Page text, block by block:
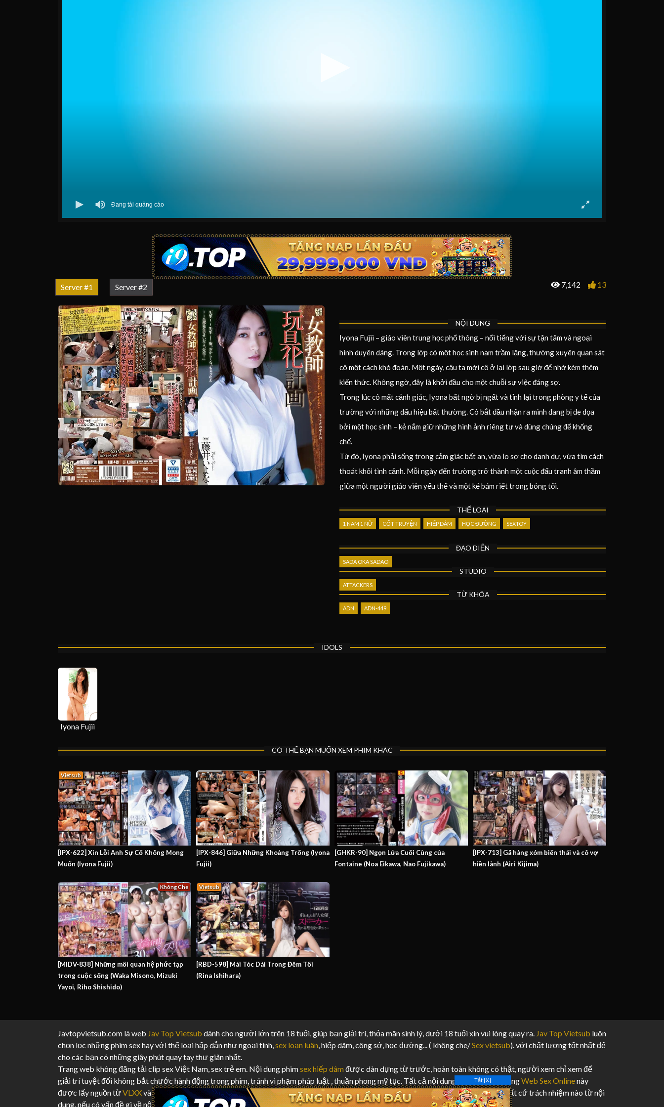
Server #1 Server #2 7,142 13
NỘI DUNG
Iyona Fujii – giáo viên trung học phổ thông – nổi tiếng với sự tận tâm và ngoại
hình duyên dáng. Trong lớp có một học sinh nam trầm lặng, thường xuyên quan sát
cô một cách khó đoán. Một ngày, cậu ta mời cô ở lại lớp sau giờ để nhờ kèm thêm
kiến thức. Không ngờ, đây là khởi đầu cho một chuỗi sự việc đáng sợ.
Trong lúc cô mất cảnh giác, Iyona bất ngờ bị ngất và tỉnh lại trong phòng y tế của
trường với những dấu hiệu bất thường. Cô bắt đầu nhận ra mình đang bị đe dọa
bởi một học sinh – kẻ nắm giữ những hình ảnh riêng tư và dùng chúng để khống
chế.
Từ đó, Iyona phải sống trong cảm giác bất an, vừa lo sợ cho danh dự, vừa tìm cách
thoát khỏi tình cảnh. Mỗi ngày đến trường trở thành một cuộc đấu tranh âm thầm
giữa một người giáo viên yếu thế và một kẻ bám riết trong bóng tối.
THỂ LOẠI
1 NAM 1 NỮ CỐT TRUYỆN HIẾP DÂM HỌC ĐƯỜNG SEXTOY
ĐẠO DIỄN
SADA OKA SADAO
STUDIO
ATTACKERS
TỪ KHÓA
ADN ADN-449
IDOLS
Iyona Fujii
CÓ THỂ BẠN MUỐN XEM PHIM KHÁC
[IPX-622] Xin Lỗi Anh Sự Cố Không Mong
Muốn (Iyona Fujii)
Vietsub
[IPX-846] Giữa Những Khoảng Trống (Iyona
Fujii)
[GHKR-90] Ngọn Lửa Cuối Cùng của
Fontaine (Noa Eikawa, Nao Fujikawa)
[IPX-713] Gã hàng xóm biến thái và cô vợ
hiền lành (Airi Kijima)
[MIDV-838] Những mối quan hệ phức tạp
trong cuộc sống (Waka Misono, Mizuki
Yayoi, Riho Shishido)
Không Che
[RBD-598] Mái Tóc Dài Trong Đêm Tối
(Rina Ishihara)
Vietsub
Javtopvietsub.com là web Jav Top Vietsub dành cho người lớn trên 18 tuổi, giúp bạn giải trí, thỏa mãn sinh lý, dưới 18 tuổi xin vui lòng quay ra. Jav Top Vietsub luôn
chọn lọc những phim sex hay với thể loại hấp dẫn như ngoại tình,sex loạn luân, hiếp dâm, công sở, học đường... ( không che/Sex vietsub). với chất lượng tốt nhất để
cho các bạn có những giây phút quay tay thư giãn nhất.
Trang web không đăng tải clip sex Việt Nam, sex trẻ em. Nội dung phimsex hiếp dâm được dàn dựng từ trước, hoàn toàn không có thật, người xem chỉ xem để
giải trí tuyệt đối không bắt chước hành động trong phim, tránh vi phạm pháp luật , thuần phong mỹ tục. Tất cả nội dung và video của trangWeb Sex Onlinenày
được lấy nguồn từVLXXvà sưu tầm từ các trangXNXX,Xvideo và tổng hợp từJavHD,PhimKK, Javtopvietsubchúng tôi không chịu bất cứ trách nhiệm nào từ nội
dung, nếu có vấn đề gì về nội dung vui lòng liên hệ chúng tôi để tháo gỡ và xử lý.
Tắt [X]